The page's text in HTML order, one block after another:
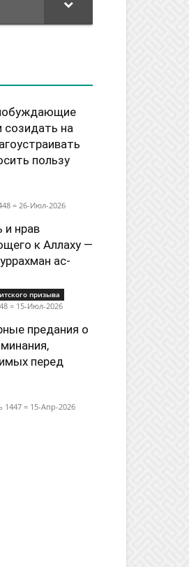
созидать на
пользу
= 26-Июл-2026
и нрав
к Аллаху —
ас-
призыва
= 15-Июл-2026
предания о
перед
1447 = 15-Апр-2026